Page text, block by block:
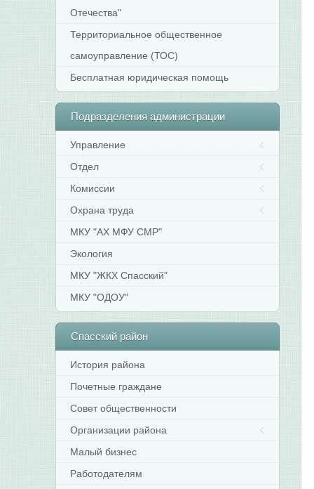
Отечества"
Территориальное общественное
самоуправление (ТОС)
Бесплатная юридическая помощь
Подразделения администрации
Управление
Отдел
Комиссии
Охрана труда
МКУ "АХ МФУ СМР"
Экология
МКУ "ЖКХ Спасский"
МКУ "ОДОУ"
Спасскийрайон
История района
Почетные граждане
Совет общественности
Организации района
Малый бизнес
Работодателям